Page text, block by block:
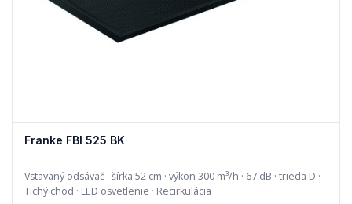
Franke FBI 525 BK
Vstavaný odsávač · šírka 52 cm · výkon 300 m³/h · 67 dB · trieda D ·
Tichý chod · LED osvetlenie · Recirkulácia